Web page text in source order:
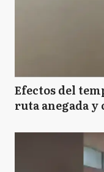
Efectos del
ruta anegada